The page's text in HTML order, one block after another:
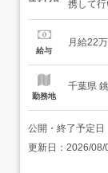
携して
止、権
【経験
給与
月給22
勤務地
千葉県
公開・終了予定日
更新日： 2026/08/